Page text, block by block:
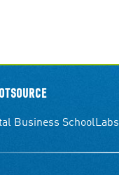
Business SchoolLabs